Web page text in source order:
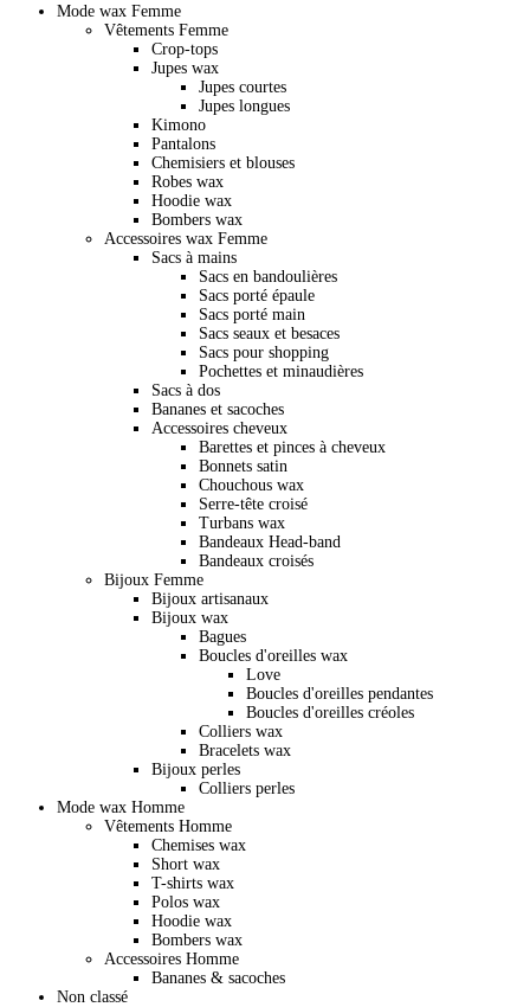
Mode wax Femme
Vêtements Femme
Crop-tops
Jupes wax
Jupes courtes
Jupes longues
Kimono
Pantalons
Chemisiers et blouses
Robes wax
Hoodie wax
Bombers wax
Accessoires wax Femme
Sacs à mains
Sacs en bandoulières
Sacs porté épaule
Sacs porté main
Sacs seaux et besaces
Sacs pour shopping
Pochettes et minaudières
Sacs à dos
Bananes et sacoches
Accessoires cheveux
Barettes et pinces à cheveux
Bonnets satin
Chouchous wax
Serre-tête croisé
Turbans wax
Bandeaux Head-band
Bandeaux croisés
Bijoux Femme
Bijoux artisanaux
Bijoux wax
Bagues
Boucles d'oreilles wax
Love
Boucles d'oreilles pendantes
Boucles d'oreilles créoles
Colliers wax
Bracelets wax
Bijoux perles
Colliers perles
Mode wax Homme
Vêtements Homme
Chemises wax
Short wax
T-shirts wax
Polos wax
Hoodie wax
Bombers wax
Accessoires Homme
Bananes & sacoches
Non classé